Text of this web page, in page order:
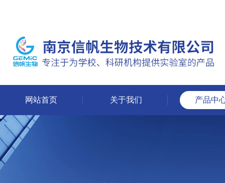
网站首页 关于我们 产品中